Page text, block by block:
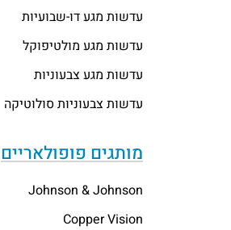
עדשות מגע דו-שבועיות
עדשות מגע מולטיפוקל
עדשות מגע צבעוניות
עדשות צבעוניות סולוטיקה
מותגים פופולאריים
Johnson & Johnson
Copper Vision